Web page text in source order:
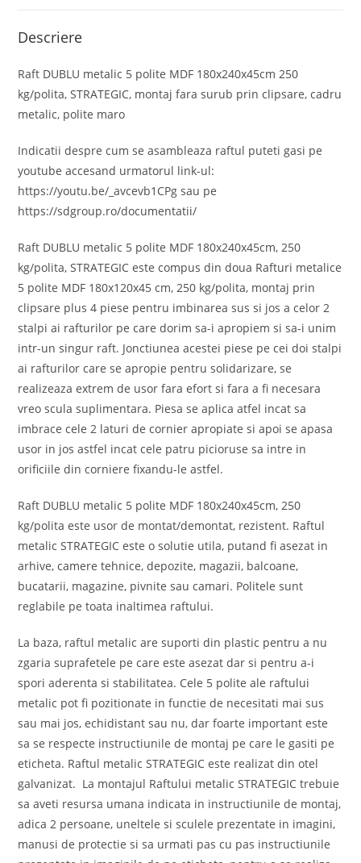
Descriere
Raft DUBLU metalic 5 polite MDF 180x240x45cm 250
kg/polita, STRATEGIC, montaj fara surub prin clipsare, cadru
metalic, polite maro
Indicatii despre cum se asambleaza raftul puteti gasi pe
youtube accesand urmatorul link-ul:
https://youtu.be/_avcevb1CPg sau pe
https://sdgroup.ro/documentatii/
Raft DUBLU metalic 5 polite MDF 180x240x45cm, 250
kg/polita, STRATEGIC este compus din doua Rafturi metalice
5 polite MDF 180x120x45 cm, 250 kg/polita, montaj prin
clipsare plus 4 piese pentru imbinarea sus si jos a celor 2
stalpi ai rafturilor pe care dorim sa-i apropiem si sa-i unim
intr-un singur raft. Jonctiunea acestei piese pe cei doi stalpi
ai rafturilor care se apropie pentru solidarizare, se
realizeaza extrem de usor fara efort si fara a fi necesara
vreo scula suplimentara. Piesa se aplica atfel incat sa
imbrace cele 2 laturi de cornier apropiate si apoi se apasa
usor in jos astfel incat cele patru picioruse sa intre in
orificiile din corniere fixandu-le astfel.
Raft DUBLU metalic 5 polite MDF 180x240x45cm, 250
kg/polita este usor de montat/demontat, rezistent. Raftul
metalic STRATEGIC este o solutie utila, putand fi asezat in
arhive, camere tehnice, depozite, magazii, balcoane,
bucatarii, magazine, pivnite sau camari. Politele sunt
reglabile pe toata inaltimea raftului.
La baza, raftul metalic are suporti din plastic pentru a nu
zgaria suprafetele pe care este asezat dar si pentru a-i
spori aderenta si stabilitatea. Cele 5 polite ale raftului
metalic pot fi pozitionate in functie de necesitati mai sus
sau mai jos, echidistant sau nu, dar foarte important este
sa se respecte instructiunile de montaj pe care le gasiti pe
eticheta. Raftul metalic STRATEGIC este realizat din otel
galvanizat. La montajul Raftului metalic STRATEGIC trebuie
sa aveti resursa umana indicata in instructiunile de montaj,
adica 2 persoane, uneltele si sculele prezentate in imagini,
manusi de protectie si sa urmati pas cu pas instructiunile